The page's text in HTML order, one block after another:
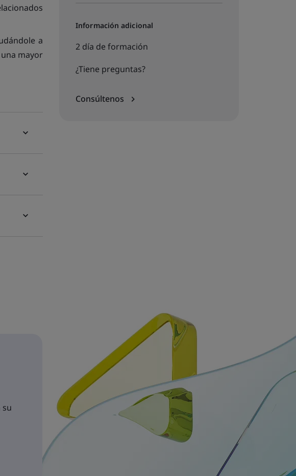
Información adicional
2 día de formación
¿Tiene preguntas?
Consúltenos
a
mayor
su